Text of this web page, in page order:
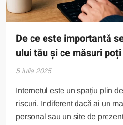
De ce este importantă
ului tău și ce măsuri
5 iulie 2025
Internetul este un spaţiu plin
riscuri. Indiferent dacă ai un
personal sau un site de